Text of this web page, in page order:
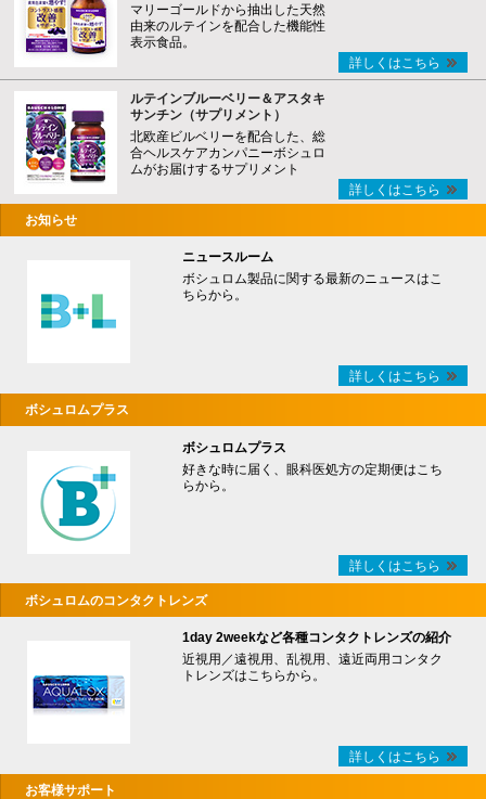
マリーゴールドから抽出した天然
由来のルテインを配合した機能性
表示食品。
詳しくはこちら
ルテインブルーベリー＆アスタキ
サンチン（サプリメント）
北欧産ビルベリーを配合した、総
合ヘルスケアカンパニーボシュロ
ムがお届けするサプリメント
詳しくはこちら
お知らせ
ニュースルーム
ボシュロム製品に関する最新のニュースはこ
ちらから。
詳しくはこちら
ボシュロムプラス
ボシュロムプラス
好きな時に届く、眼科医処方の定期便はこち
らから。
詳しくはこちら
ボシュロムのコンタクトレンズ
1day 2weekなど各種コンタクトレンズの紹介
近視用／遠視用、乱視用、遠近両用コンタク
トレンズはこちらから。
詳しくはこちら
お客様サポート